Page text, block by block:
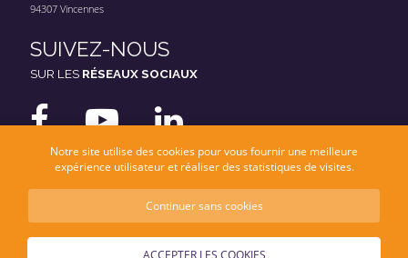
94307 Vincennes
SUIVEZ-NOUS
SUR LES RÉSEAUX SOCIAUX
Mentions légales
Notre site utilise des cookies pour vous fournir une meilleure
expérience utilisateur et réaliser des statistiques de visites.
Continuer sans cookies
ACCEPTER LES COOKIES